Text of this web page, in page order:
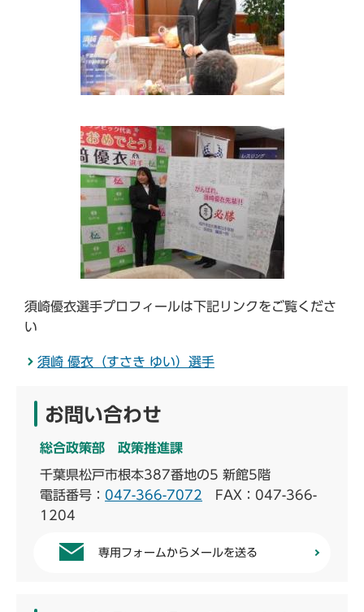
須崎優衣選手プロフィールは下記リンクをご覧くださ
い
須崎 優衣（すさき ゆい）選手
お問い合わせ
総合政策部 政策推進課
千葉県松戸市根本387番地の5 新館5階
電話番号： 047-366-7072 FAX：047-366-
1204
専用フォームからメールを送る